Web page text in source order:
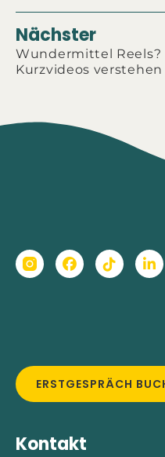
Nächster
Wundermittel Reels?
Kurzvideos
ERSTGESPRÄCH
Kontakt